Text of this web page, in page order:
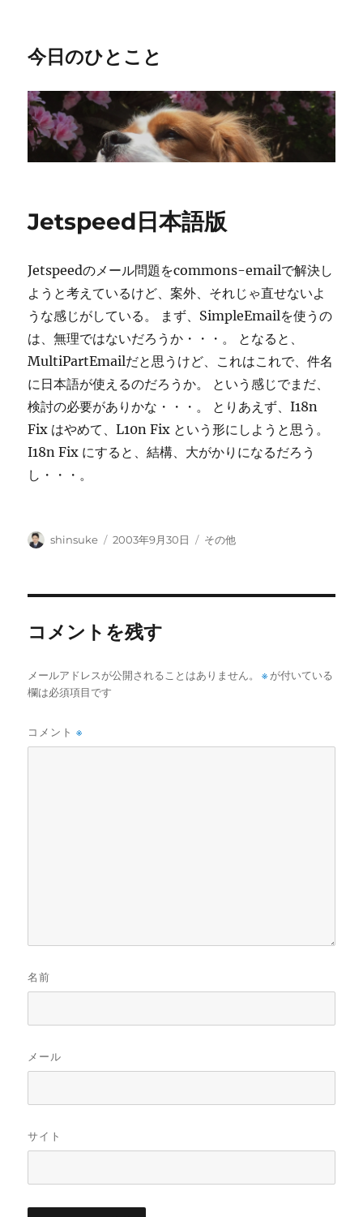
今日のひとこと
Jetspeed日本語版
Jetspeedのメール問題をcommons-emailで解決し
ようと考えているけど、案外、それじゃ直せないよ
うな感じがしている。 まず、SimpleEmailを使うの
は、無理ではないだろうか・・・。 となると、
MultiPartEmailだと思うけど、これはこれで、件名
に日本語が使えるのだろうか。 という感じでまだ、
検討の必要がありかな・・・。 とりあえず、I18n
Fix はやめて、L10n Fix という形にしようと思う。
I18n Fix にすると、結構、大がかりになるだろう
し・・・。
投
shinsuke
投
2003年9月30日
カ
その他
コメントを残す
メールアドレスが公開されることはありません。 ※が付いている
欄は必須項目です
コメント※
名前
メール
サイト